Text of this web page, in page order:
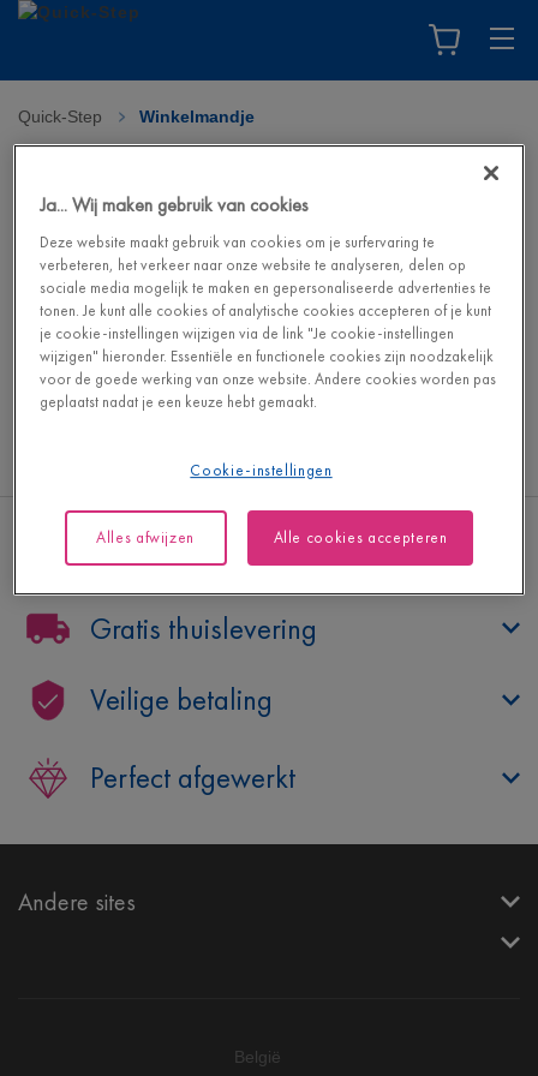
Quick-Step > Winkelmandje
Je winkelmandje is leeg. Ga naar de webshop om je droomvloer
en de bijbehorende accessoires te vinden.
Ga naar de webshop
Hulp nodig?
Gratis thuislevering
Veilige betaling
Perfect afgewerkt
Andere sites
België
Ja... Wij maken gebruik van cookies
Deze website maakt gebruik van cookies om je surfervaring te
verbeteren, het verkeer naar onze website te analyseren, delen op
sociale media mogelijk te maken en gepersonaliseerde advertenties te
tonen. Je kunt alle cookies of analytische cookies accepteren of je kunt
je cookie-instellingen wijzigen via de link "Je cookie-instellingen
wijzigen" hieronder. Essentiële en functionele cookies zijn noodzakelijk
voor de goede werking van onze website. Andere cookies worden pas
geplaatst nadat je een keuze hebt gemaakt.
Cookie-instellingen
Alles afwijzen Alle cookies accepteren